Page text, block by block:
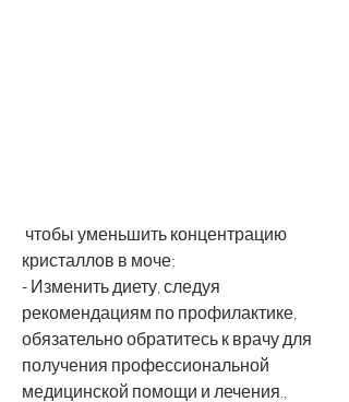
кристаллов в моче;
- Изменить диету, следуя
рекомендациям по профилактике,
обязательно обратитесь к врачу для
получения профессиональной
медицинской помощи и лечения.,